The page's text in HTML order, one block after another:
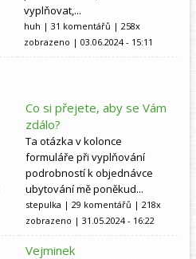
vyplňovat,...
huh | 31 komentářů | 258x
zobrazeno | 03.06.2024 - 15:11
Co si přejete, aby se Vám
zdálo?
Ta otázka v kolonce
formuláře při vyplňování
podrobností k objednávce
ubytování mě poněkud...
stepulka | 29 komentářů | 218x
zobrazeno | 31.05.2024 - 16:22
Vejminek